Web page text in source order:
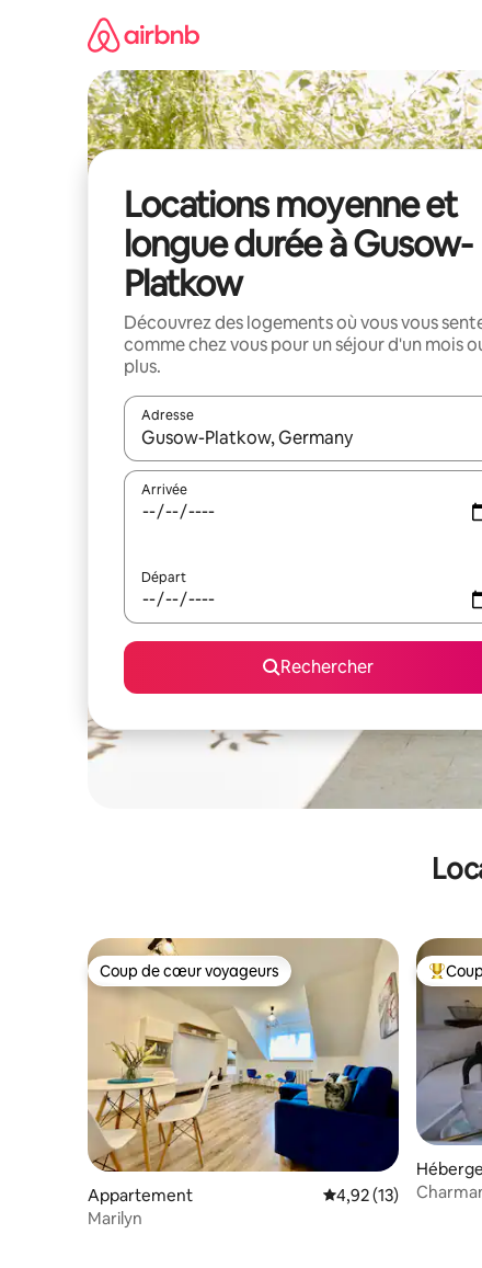
Locations moyenne et
longue durée à Gusow-
Platkow
Découvrez des logements où vous vous
comme chez vous pour un séjour d'un mois
plus.
Adresse
Lorsque les résultats s'affichent, utilisez les
Arrivée
Départ
Rechercher
Coup de cœur voyageurs
Coup de cœur voyageurs
Appartement Évaluation moyenne
4,92 (13)
Marilyn
Coups